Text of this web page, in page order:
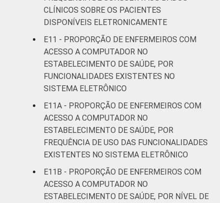
CLÍNICOS SOBRE OS PACIENTES
DISPONÍVEIS ELETRONICAMENTE
E11 - PROPORÇÃO DE ENFERMEIROS COM
ACESSO A COMPUTADOR NO
ESTABELECIMENTO DE SAÚDE, POR
FUNCIONALIDADES EXISTENTES NO
SISTEMA ELETRÔNICO
E11A - PROPORÇÃO DE ENFERMEIROS COM
ACESSO A COMPUTADOR NO
ESTABELECIMENTO DE SAÚDE, POR
FREQUÊNCIA DE USO DAS FUNCIONALIDADES
EXISTENTES NO SISTEMA ELETRÔNICO
E11B - PROPORÇÃO DE ENFERMEIROS COM
ACESSO A COMPUTADOR NO
ESTABELECIMENTO DE SAÚDE, POR NÍVEL DE